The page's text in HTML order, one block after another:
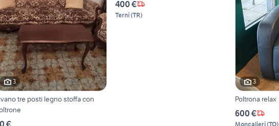
3
tre posti legno stoffa con
€
400 €
Terni(TR)
3
Poltrona relax
600 €
Moncalieri(TO)